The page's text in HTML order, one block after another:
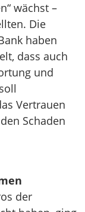
wächst –
Die
haben
dass auch
und
Vertrauen
Schaden
der